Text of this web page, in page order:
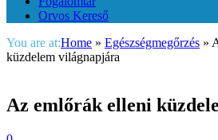
Orvos Kereső
You are at:Home » Egészségmegőrzés »
küzdelem világnapjára
Az emlőrák elleni